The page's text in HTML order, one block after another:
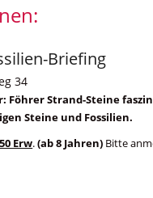
Briefing
34
Föhrer Strand-Steine
Steine und Fossilien.
Erw.(ab 8 Jahren) Bitte